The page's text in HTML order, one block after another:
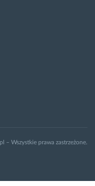
Wszystkie prawa zastrzeżone.